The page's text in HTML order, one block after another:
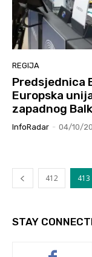
REGIJA
Predsjednica
Europska
zapadnog
InfoRadar - 04/10/
412 413
STAY